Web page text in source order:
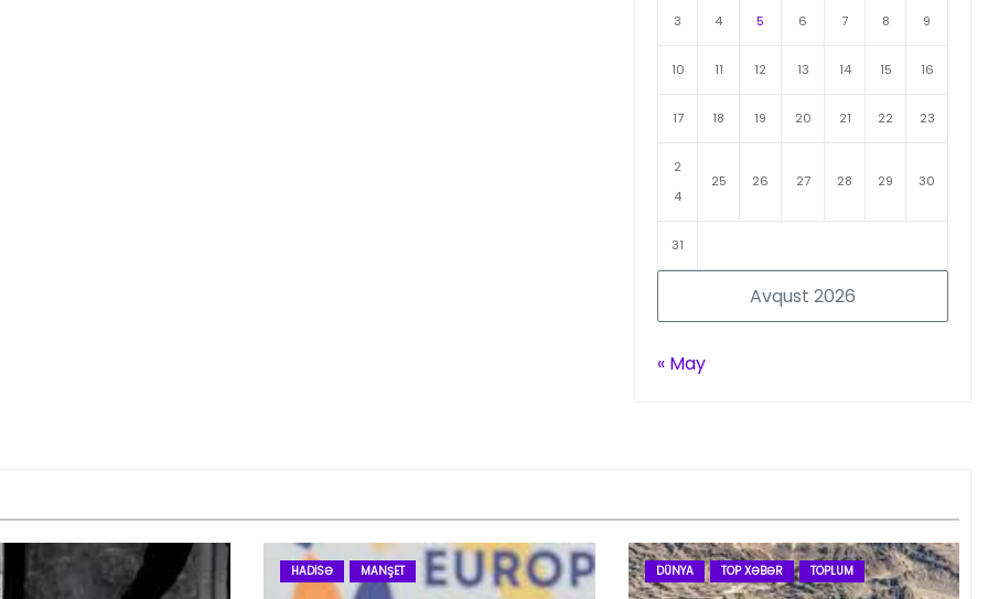
Avqust 2026
3 4 5 6 7 8 9
10 11 12 13 14 15 16
17 18 19 20 21 22 23
2
4
25 26 27 28 29 30
31
« May
HADISƏ MANŞET DÜNYA TOP XƏBƏR TOPLUM